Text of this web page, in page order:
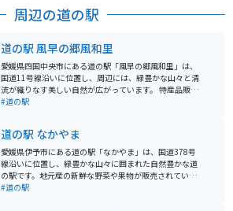
周辺の道の駅
道の駅 風早の郷風和里
愛媛県四国中央市にある道の駅「風早の郷風和里」は、
国道11号線沿いに位置し、周辺には、緑豊かな山々と清
流が織りなす美しい自然が広がっています。 特産品販売
所では、地元で採れた新鮮な野菜や果物、加工品などが
「風和里ラーメン」などが味わえます。 また、バイクツ
ーリングの休憩場所としても人気があり、駐車場も広々
としています。道の駅周辺には、温泉施設やキャンプ場
などもあり、自然を満喫しながら、ゆったりと過ごすこ
とができます。 特に春には、道の駅周辺の桜並木が美し
#道の駅
道の駅 なかやま
愛媛県伊予市にある道の駅「なかやま」は、国道378号
線沿いに位置し、緑豊かな山々に囲まれた自然豊かな道
の駅です。地元産の新鮮な野菜や果物が販売されている
直売所が人気で、とくに旬のミカンやイヨカンは、お土
#道の駅